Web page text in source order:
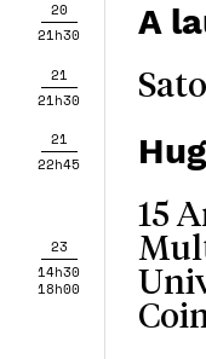
20
21h30
A
21
21h30
21
22h45
23
14h30
18h00
15